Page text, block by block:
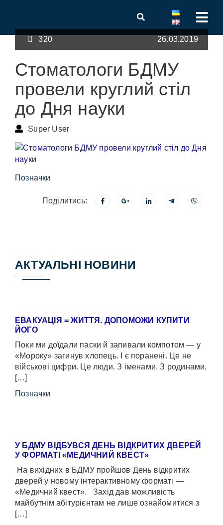
320 26.03.2019
Стоматологи БДМУ
провели круглий стіл
до Дня науки
Super User
Позначки
Поділитись:
АКТУАЛЬНІ НОВИНИ
ЕВАКУАЦІЯ = ЖИТТЯ. ДОПОМОЖИ КУПИТИ
ЙОГО
Поки ми доїдали паски й запивали компотом — у
«Мороку» загинув хлопець. І є поранені. Це не
військові цифри. Це люди. З іменами. З родинами,
[…]
Позначки
У БДМУ ВІДБУВСЯ ДЕНЬ ВІДКРИТИХ ДВЕРЕЙ
У ФОРМАТІ «МЕДИЧНИЙ КВЕСТ»
На вихідних в БДМУ пройшов День відкритих
дверей у новому інтерактивному форматі —
«Медичний квест». Захід дав можливість
майбутнім абітурієнтам не лише ознайомитися з
[…]